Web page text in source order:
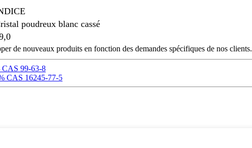
poudreux blanc cassé
de nouveaux produits en fonction des demandes spécifiques de nos clients.
CAS 99-63-8
CAS 16245-77-5